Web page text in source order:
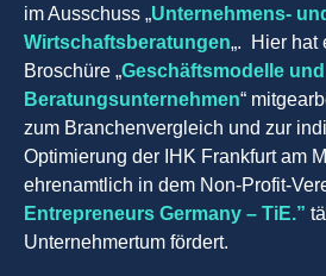
im Ausschuss „Unternehmens-
Wirtschaftsberatungen„. Hier hat
Broschüre „Geschäftsmodelle
Beratungsunternehmen“
zum Branchenvergleich und zur
Optimierung der IHK Frankfurt am
ehrenamtlich in dem Non-Profit-
Entrepreneurs Germany – TiE.”
Unternehmertum fördert.